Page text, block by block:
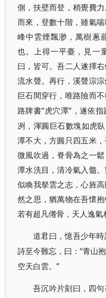
側，扶壁而登，稍覺費
而來，登數十階，雖氣
峰中雲煙飄渺，萬樹蔥
也。上得一平臺，見一
曰，皆可。吾二人遂擇
流水聲。再行，溪聲淙
巨石間穿行，唯路險而
路牌書“虎穴潭”，遂依
冽，渾圓巨石數塊如虎臥
潭不大，方圓只四五米
微風吹過，脊骨為之一
潭水洗目，清冷氣入髓
似喚我拏雲之志，心旌
然之思，猶萬物在吾懷
若有超凡僊骨，天人逸氣
道君曰，憶吾少年
詩至今難忘，曰：“青山
空天白雲。”
吾沉吟片刻曰，四